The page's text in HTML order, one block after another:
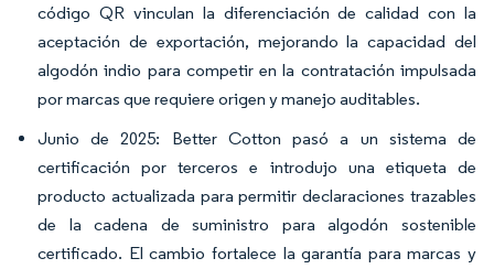
código QR vinculan la diferenciación de calidad con la
aceptación de exportación, mejorando la capacidad del
algodón indio para competir en la contratación impulsada
por marcas que requiere origen y manejo auditables.
Junio de 2025: Better Cotton pasó a un sistema de
certificación por terceros e introdujo una etiqueta de
producto actualizada para permitir declaraciones trazables
de la cadena de suministro para algodón sostenible
certificado. El cambio fortalece la garantía para marcas y